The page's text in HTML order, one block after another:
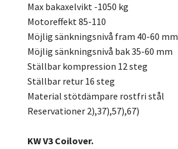
Max bakaxelvikt -1050 kg
Motoreffekt 85-110
Möjlig sänkningsnivå fram 40-60 mm
Möjlig sänkningsnivå bak 35-60 mm
Ställbar kompression 12 steg
Ställbar retur 16 steg
Material stötdämpare rostfri stål
Reservationer 2),37),57),67)
KW V3 Coilover.